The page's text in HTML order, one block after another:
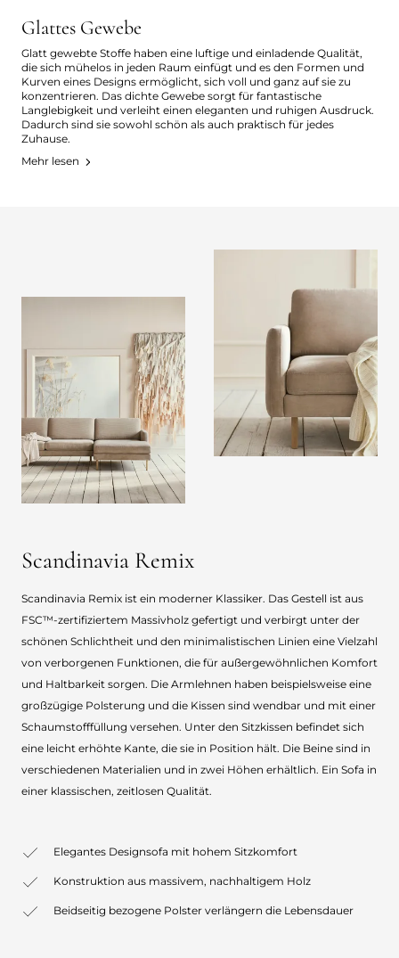
Glattes Gewebe
Glatt gewebte Stoffe haben eine luftige und einladende Qualität,
die sich mühelos in jeden Raum einfügt und es den Formen und
Kurven eines Designs ermöglicht, sich voll und ganz auf sie zu
konzentrieren. Das dichte Gewebe sorgt für fantastische
Langlebigkeit und verleiht einen eleganten und ruhigen Ausdruck.
Dadurch sind sie sowohl schön als auch praktisch für jedes
Zuhause.
Mehr lesen
Scandinavia Remix
Scandinavia Remix ist ein moderner Klassiker. Das Gestell ist aus
FSC™-zertifiziertem Massivholz gefertigt und verbirgt unter der
schönen Schlichtheit und den minimalistischen Linien eine Vielzahl
von verborgenen Funktionen, die für außergewöhnlichen Komfort
und Haltbarkeit sorgen. Die Armlehnen haben beispielsweise eine
großzügige Polsterung und die Kissen sind wendbar und mit einer
Schaumstofffüllung versehen. Unter den Sitzkissen befindet sich
eine leicht erhöhte Kante, die sie in Position hält. Die Beine sind in
verschiedenen Materialien und in zwei Höhen erhältlich. Ein Sofa in
einer klassischen, zeitlosen Qualität.
Elegantes Designsofa mit hohem Sitzkomfort
Konstruktion aus massivem, nachhaltigem Holz
Beidseitig bezogene Polster verlängern die Lebensdauer